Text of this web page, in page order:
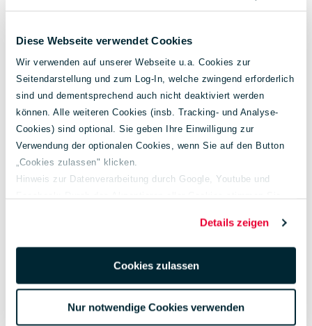
Diese Webseite verwendet Cookies
Wir verwenden auf unserer Webseite u.a. Cookies zur
Seitendarstellung und zum Log-In, welche zwingend erforderlich
sind und dementsprechend auch nicht deaktiviert werden
können. Alle weiteren Cookies (insb. Tracking- und Analyse-
Cookies) sind optional. Sie geben Ihre Einwilligung zur
Verwendung der optionalen Cookies, wenn Sie auf den Button
„Cookies zulassen" klicken.
Hinweis zur Datenverarbeitung durch Google, Youtube und
DSGVO zur Übermittlung in die USA zu. Hierbei besteht das
Risiko, dass Ihre Daten u. U. von US-Behörden zu Kontroll- und
Überwachungs-zwecken verarbeitet werden.
Details zeigen
Cookies zulassen
Nur notwendige Cookies verwenden
Energieverbrauch
kombiniert:
6,5 l/100 km
F
Weitere Fahrzeugangebote